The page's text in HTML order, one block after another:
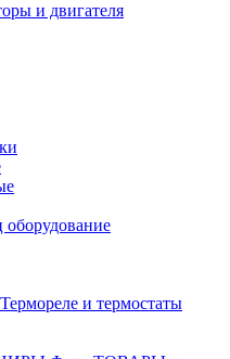
и двигателя
оборудование
Термореле и термостаты